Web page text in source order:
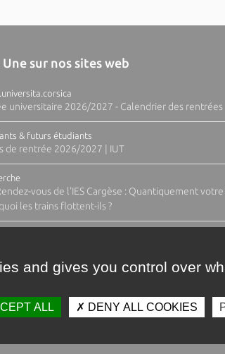
Une sur nos sites web
universitaire 2026/2027 - Calendrier des rentrées
& futurs étudiants
de rentrée 2026/2027 | IUT
vous de l'IES Cargèse : Quantiquement votre
les trains flottent-ils ?
and gives you control over
ALL DENY ALL COOKIES